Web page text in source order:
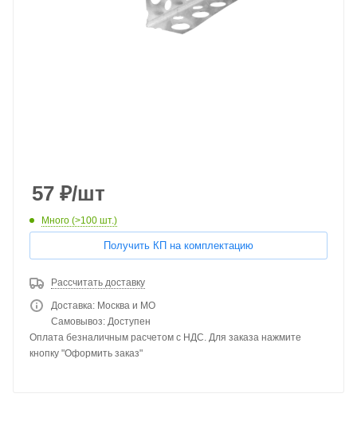
57 ₽/шт
Много (>100 шт.)
Получить КП на комплектацию
Рассчитать доставку
Доставка: Москва и МО
Самовывоз: Доступен
Оплата безналичным расчетом с НДС. Для заказа нажмите
кнопку "Оформить заказ"